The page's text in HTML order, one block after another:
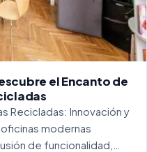
el Encanto de
Recicladas: Innovación y
modernas
de funcionalidad,